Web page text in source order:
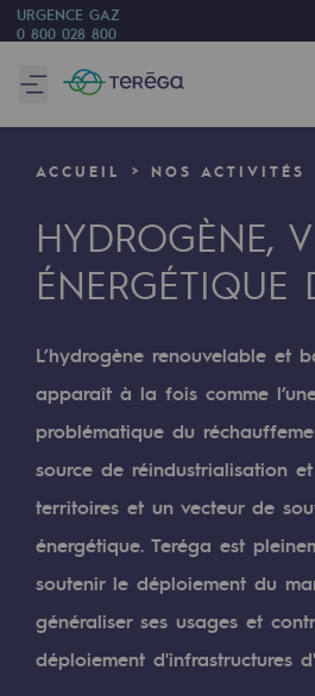
URGENCE GAZ
0 800 028 800
Nous sommes
Teréga
Teréga
Un réseau local et
Une organisation
Une
Digitalisation
Transversalité et
Notre culture et nos
Une organisation
ACCUEIL NOS ACTIVITÉS
HYDROGÈNE,
ÉNERGÉTIQUE
L’hydrogène renouvelable et
apparaît à la fois comme
problématique du
source de réindustrialisation
territoires et un vecteur de
énergétique. Teréga est
soutenir le déploiement du
généraliser ses usages et
déploiement d'infrastructures